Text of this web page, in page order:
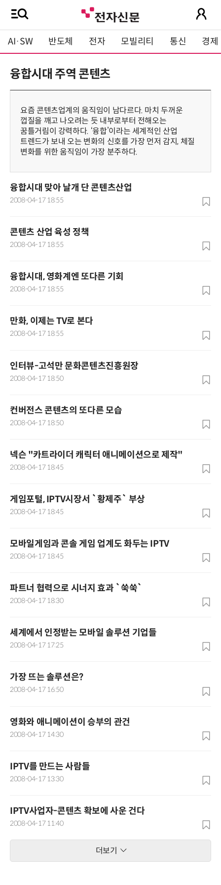
AI·SW 반도체 전자 모빌리티 통신 경제
융합시대 주역 콘텐츠
요즘 콘텐츠업계의 움직임이 남다르다. 마치 두꺼운
껍질을 깨고 나오려는 듯 내부로부터 전해오는
꿈틀거림이 강력하다. ‘융합’이라는 세계적인 산업
트렌드가 보내 오는 변화의 신호를 가장 먼저 감지, 체질
변화를 위한 움직임이 가장 분주하다.
융합시대 맞아 날개 단 콘텐츠산업
2008-04-17 18:55
콘텐츠 산업 육성 정책
2008-04-17 18:55
융합시대, 영화계엔 또다른 기회
2008-04-17 18:55
만화, 이제는 TV로 본다
2008-04-17 18:55
인터뷰-고석만 문화콘텐츠진흥원장
2008-04-17 18:50
컨버전스 콘텐츠의 또다른 모습
2008-04-17 18:50
넥슨 "카트라이더 캐릭터 애니메이션으로 제작"
2008-04-17 18:45
게임포털, IPTV시장서 `황제주` 부상
2008-04-17 18:45
모바일게임과 콘솔 게임 업계도 화두는 IPTV
2008-04-17 18:45
파트너 협력으로 시너지 효과 `쑥쑥`
2008-04-17 18:30
세계에서 인정받는 모바일 솔루션 기업들
2008-04-17 17:25
가장 뜨는 솔루션은?
2008-04-17 16:50
영화와 애니메이션이 승부의 관건
2008-04-17 14:30
IPTV를 만드는 사람들
2008-04-17 13:30
IPTV사업자-콘텐츠 확보에 사운 건다
2008-04-17 11:40
더보기